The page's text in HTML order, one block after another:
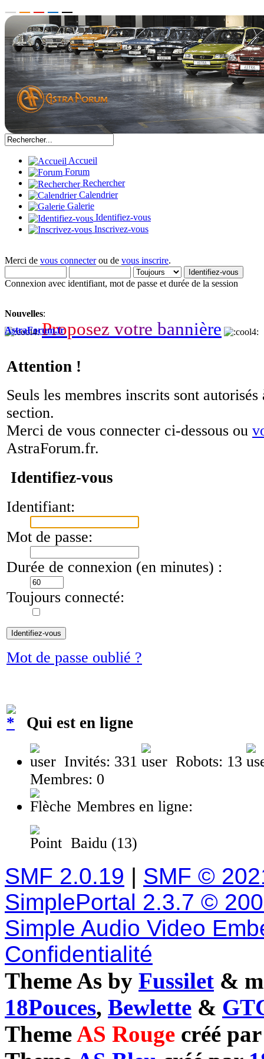
Accueil
Forum
Rechercher
Calendrier
Galerie
Identifiez-vous
Inscrivez-vous
Merci de vous connecterou de vous inscrire.
Connexion avec identifiant, mot de passe et durée de la session
Nouvelles:
Proposez votre bannière
AstraForum.fr
Attention !
Seuls les membres inscrits sont autorisés
section.
Merci de vous connecter ci-dessous ou
AstraForum.fr.
Identifiez-vous
Identifiant:
Mot de passe:
Durée de connexion (en minutes) :
Toujours connecté:
Mot de passe oublié ?
Qui est en ligne
Invités: 331
Robots: 13
Membres: 0
Membres en ligne:
Baidu (13)
SMF 2.0.19 | SMF ©
SimplePortal 2.3.7 ©
Simple Audio Video
Confidentialité
Theme As by Fussilet &
18Pouces, Bewlette &
ThemeAS Rouge créé